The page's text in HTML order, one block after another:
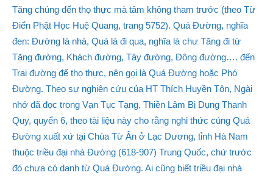
Tăng chúng đến thọ thực mà tâm không tham trước (theo Từ
Điển Phật Học Huệ Quang, trang 5752). Quá Đường, nghĩa
đen: Đường là nhà, Quá là đi qua, nghĩa là chư Tăng đi từ
Tăng đường, Khách đường, Tây đường, Đông đường…. đến
Trai đường để thọ thực, nên gọi là Quá Đường hoặc Phó
Đường. Theo sự nghiên cứu của HT Thích Huyền Tôn, Ngài
nhớ đã đọc trong Vạn Tục Tạng, Thiền Lâm Bị Dụng Thanh
Quy, quyển 6, theo tài liệu này cho rằng nghi thức cúng Quá
Đường xuất xứ tại Chùa Từ Ân ở Lạc Dương, tỉnh Hà Nam
thuộc triều đại nhà Đường (618-907) Trung Quốc, chứ trước
đó chưa có danh từ Quá Đường. Ai cũng biết triều đại nhà